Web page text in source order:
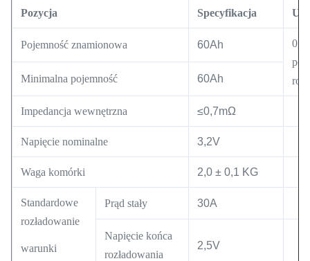
Pozycja Specyfikacja
Pojemność znamionowa 60Ah
Minimalna pojemność 60Ah
Impedancja wewnętrzna ≤0,7mΩ
Napięcie nominalne 3,2V
Waga komórki 2,0 ± 0,1 KG
Standardowe
rozładowanie
warunki
Prąd stały 30A
Napięcie końca
rozładowania
2,5V